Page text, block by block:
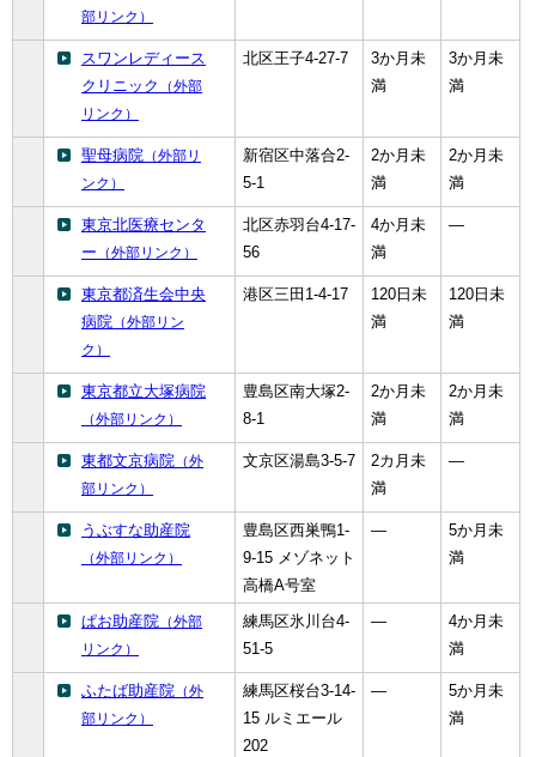
部リンク）
スワンレディース
クリニック
（外部
リンク）
北区王子4-27-7
3か月未
満
3か月未
満
聖母病院 （外部リ
ンク）
新宿区中落合2-
5-1
2か月未
満
2か月未
満
東京北医療センタ
ー （外部リンク）
北区赤羽台4-17-
56
4か月未
満
―
東京都済生会中央
病院 （外部リン
ク）
港区三田1-4-17
120日未
満
120日未
満
東京都立大塚病院
（外部リンク）
豊島区南大塚2-
8-1
2か月未
満
2か月未
満
東都文京病院 （外
部リンク）
文京区湯島3-5-7
2カ月未
満
―
うぶすな助産院
（外部リンク）
豊島区西巣鴨1-
9-15 メゾネット
高橋A号室
―
5か月未
満
ぱお助産院 （外部
リンク）
練馬区氷川台4-
51-5
―
4か月未
満
ふたば助産院 （外
部リンク）
練馬区桜台3-14-
15 ルミエール
202
―
5か月未
満